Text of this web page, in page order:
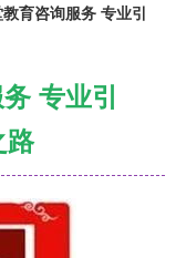
育咨询服务 专业引
专业引
路